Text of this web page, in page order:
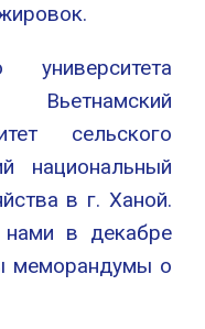
университета
сельского
национальный
в г. Ханой.
нами в декабре
меморандумы о